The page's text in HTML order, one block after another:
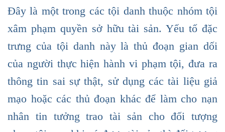
Đây là một trong các tội danh thuộc nhóm tội
xâm phạm quyền sở hữu tài sản. Yếu tố đặc
trưng của tội danh này là thủ đoạn gian dối
của người thực hiện hành vi phạm tội, đưa ra
thông tin sai sự thật, sử dụng các tài liệu giả
mạo hoặc các thủ đoạn khác để làm cho nạn
nhân tin tưởng trao tài sản cho đối tượng